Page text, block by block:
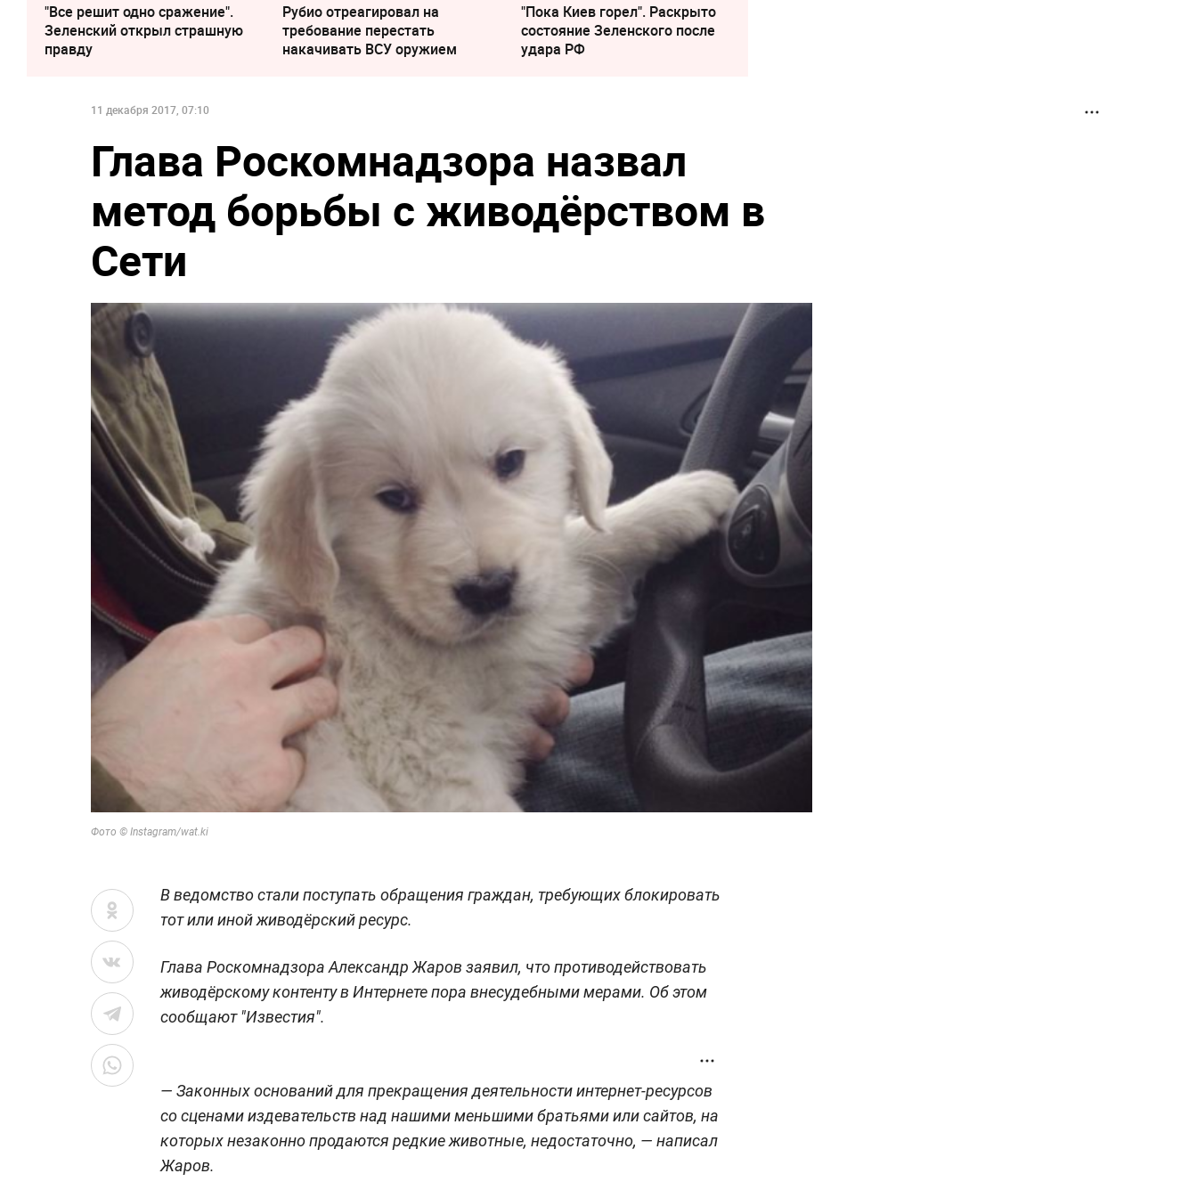
"Все решит одно сражение".
Зеленский открыл страшную
правду
Рубио отреагировал на
требование перестать
накачивать ВСУ оружием
"Пока Киев горел". Раскрыто
состояние Зеленского после
удара РФ
11 декабря 2017, 07:10
Глава Роскомнадзора назвал
метод борьбы с живодёрством в
Сети
Фото © Instagram/wat.ki
В ведомство стали поступать обращения граждан, требующих блокировать
тот или иной живодёрский ресурс.
Глава Роскомнадзора Александр Жаров заявил, что противодействовать
живодёрскому контенту в Интернете пора внесудебными мерами. Об этом
сообщают "Известия".
— Законных оснований для прекращения деятельности интернет-ресурсов
со сценами издевательств над нашими меньшими братьями или сайтов, на
которых незаконно продаются редкие животные, недостаточно, — написал
Жаров.